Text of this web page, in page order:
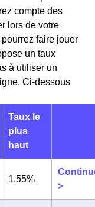
compte des
lors de votre
faire jouer
un taux
à utiliser un
Ci-dessous
Taux le
plus
haut
1,55%
>